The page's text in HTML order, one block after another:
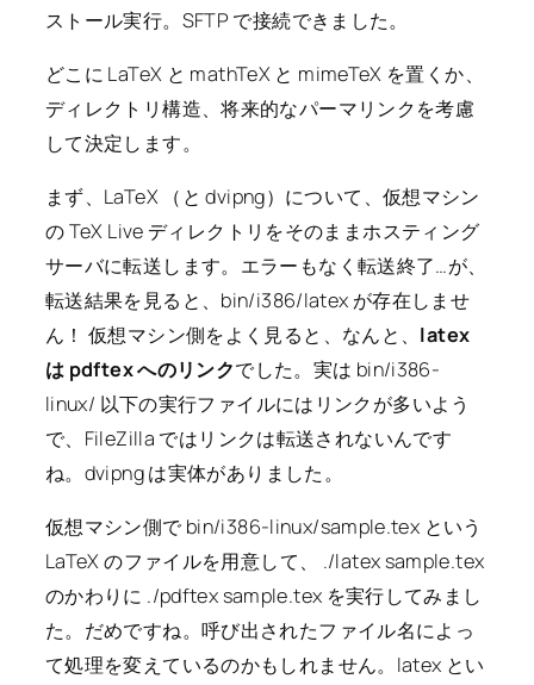
ストール実行。SFTP で接続できました。
どこに LaTeX と mathTeX と mimeTeX を置くか、
ディレクトリ構造、将来的なパーマリンクを考慮
して決定します。
まず、LaTeX （と dvipng）について、仮想マシン
の TeX Live ディレクトリをそのままホスティング
サーバに転送します。エラーもなく転送終了…が、
転送結果を見ると、bin/i386/latex が存在しませ
ん！ 仮想マシン側をよく見ると、なんと、 latex
は pdftex へのリンクでした。実は bin/i386-
linux/ 以下の実行ファイルにはリンクが多いよう
で、FileZilla ではリンクは転送されないんです
ね。dvipng は実体がありました。
仮想マシン側で bin/i386-linux/sample.tex という
LaTeX のファイルを用意して、 ./latex sample.tex
のかわりに ./pdftex sample.tex を実行してみまし
た。だめですね。呼び出されたファイル名によっ
て処理を変えているのかもしれません。latex とい